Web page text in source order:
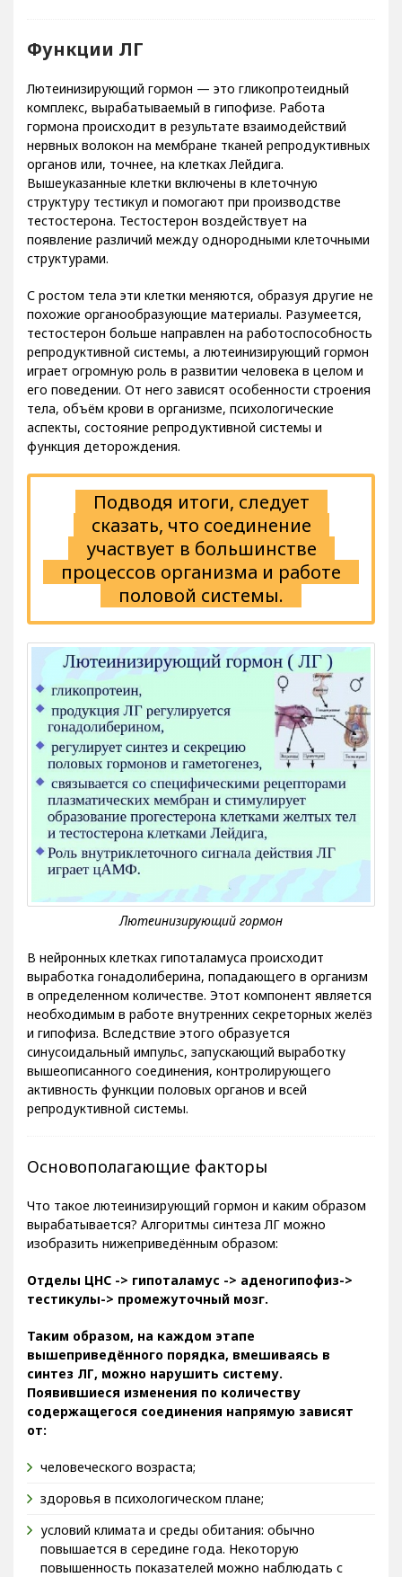
комплекс, вырабатываемый в гипофизе. Работа
гормона происходит в результате взаимодействий
нервных волокон на мембране тканей репродуктивных
органов или, точнее, на клетках Лейдига.
Вышеуказанные клетки включены в клеточную
структуру тестикул и помогают при производстве
тестостерона. Тестостерон воздействует на
появление различий между однородными клеточными
структурами.
похожие органообразующие материалы. Разумеется,
тестостерон больше направлен на работоспособность
репродуктивной системы, а лютеинизирующий гормон
играет огромную роль в развитии человека в целом и
его поведении. От него зависят особенности строения
тела, объём крови в организме, психологические
аспекты, состояние репродуктивной системы и
функция деторождения.
Подводя итоги, следует
сказать, что соединение
участвует в большинстве
процессов организма и работе
половой системы.
выработка гонадолиберина, попадающего в организм
в определенном количестве. Этот компонент является
необходимым в работе внутренних секреторных желёз
и гипофиза. Вследствие этого образуется
синусоидальный импульс, запускающий выработку
вышеописанного соединения, контролирующего
активность функции половых органов и всей
репродуктивной системы.
вырабатывается? Алгоритмы синтеза ЛГ можно
изобразить нижеприведённым образом:
тестикулы-> промежуточный мозг.
вышеприведённого порядка, вмешиваясь в
синтез ЛГ, можно нарушить систему.
Появившиеся изменения по количеству
содержащегося соединения напрямую зависят
от:
повышается в середине года. Некоторую
повышенность показателей можно наблюдать с
июня по июль, а понижение — к ноябрю, декабрю.